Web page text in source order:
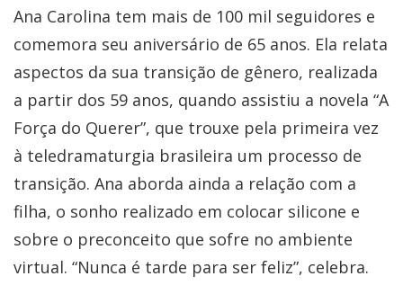
Ana Carolina tem mais de 100 mil seguidores e
comemora seu aniversário de 65 anos. Ela relata
aspectos da sua transição de gênero, realizada
a partir dos 59 anos, quando assistiu a novela “A
Força do Querer”, que trouxe pela primeira vez
à teledramaturgia brasileira um processo de
transição. Ana aborda ainda a relação com a
filha, o sonho realizado em colocar silicone e
sobre o preconceito que sofre no ambiente
virtual. “Nunca é tarde para ser feliz”, celebra.